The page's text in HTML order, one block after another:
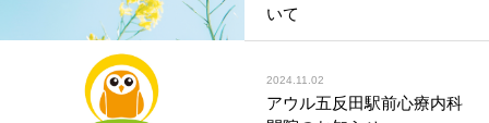
いて
2024.11.02
アウル五反田駅前心療内科